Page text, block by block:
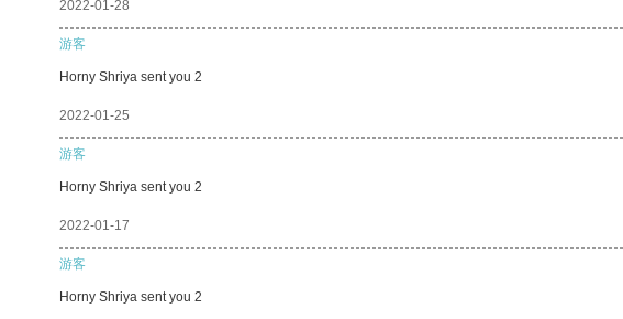
2022-01-28
游客
Horny Shriya sent you 2
2022-01-25
游客
Horny Shriya sent you 2
2022-01-17
游客
Horny Shriya sent you 2